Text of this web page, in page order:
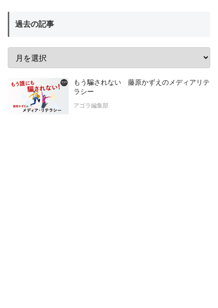
過去の記事
もう騙されない 藤原かずえのメディアリテ
ラシー
アゴラ編集部